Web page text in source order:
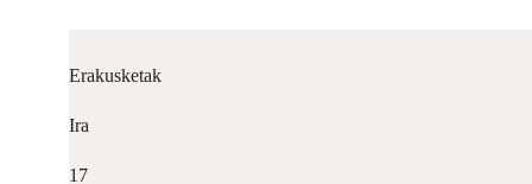
Erakusketak
Ira
17